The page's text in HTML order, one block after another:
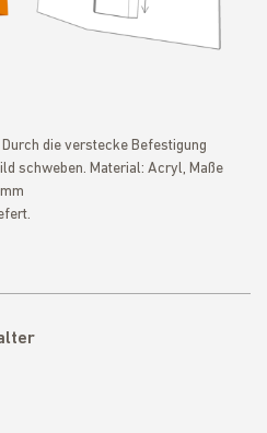
die verstecke Befestigung
schweben. Material: Acryl, Maße